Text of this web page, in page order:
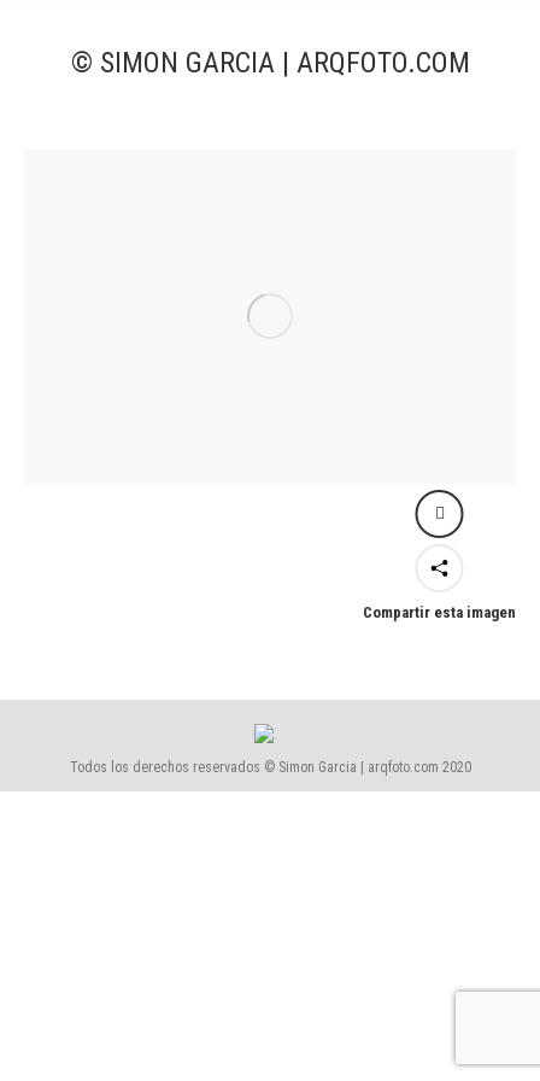
© SIMON GARCIA | ARQFOTO.COM
Compartir esta imagen
Todos los derechos reservados © Simon Garcia | arqfoto.com 2020